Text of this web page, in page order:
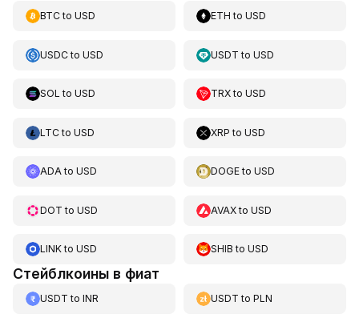
BTCto USD ETH toUSD
USDCto USD USDT toUSD
SOL to USD TRXtoUSD
LTCto USD XRP toUSD
ADAto USD DOGEtoUSD
DOT to USD AVAXtoUSD
LINKto USD SHIB toUSD
Стейблкоины в фиат
USDT to INR USDT toPLN